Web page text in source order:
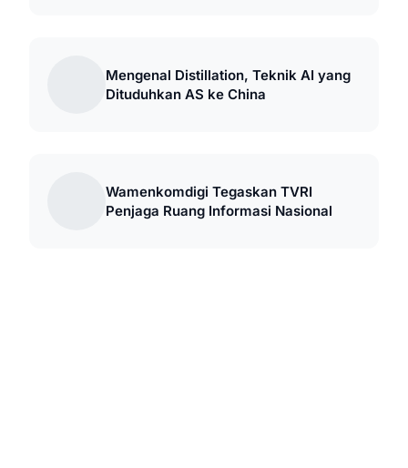
Mengenal Distillation, Teknik AI yang
Dituduhkan AS ke China
Wamenkomdigi Tegaskan TVRI
Penjaga Ruang Informasi Nasional